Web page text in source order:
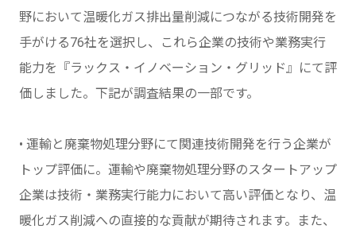
野において温暖化ガス排出量削減につながる技術開発を
手がける76社を選択し、これら企業の技術や業務実行
能力を『ラックス・イノベーション・グリッド』にて評
価しました。下記が調査結果の一部です。
• 運輸と廃棄物処理分野にて関連技術開発を行う企業が
トップ評価に。運輸や廃棄物処理分野のスタートアップ
企業は技術・業務実行能力において高い評価となり、温
暖化ガス削減への直接的な貢献が期待されます。また、